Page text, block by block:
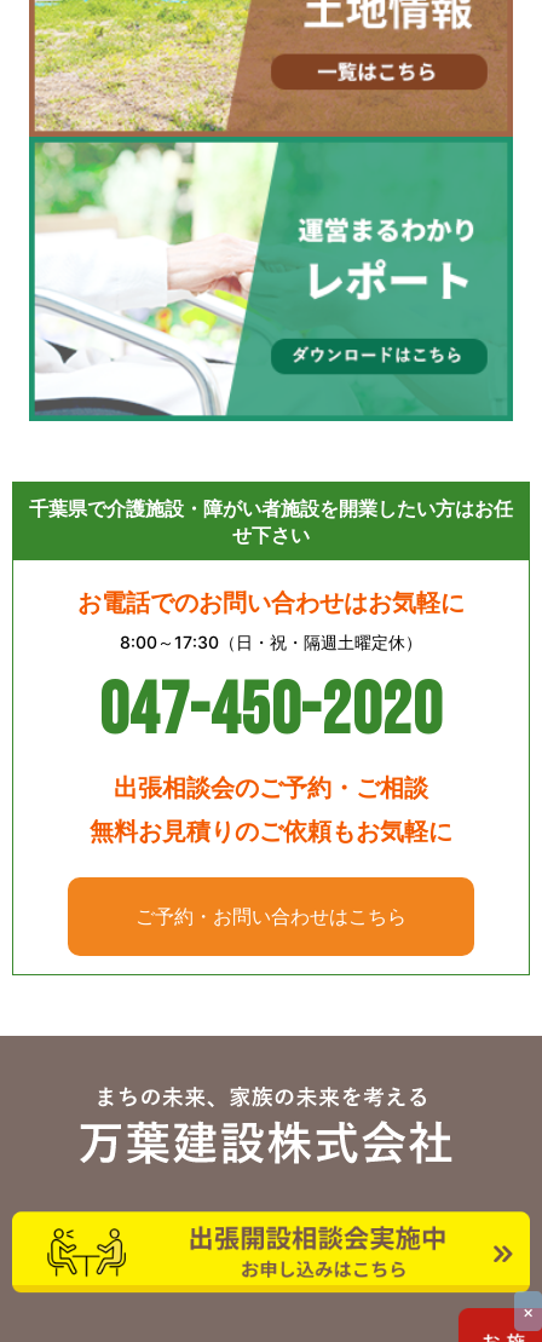
千葉県で介護施設・障がい者施設を開業したい方はお任
せ下さい
お電話でのお問い合わせはお気軽に
8:00～17:30（日・祝・隔週土曜定休）
047-450-2020
出張相談会のご予約・ご相談
無料お見積りのご依頼もお気軽に
ご予約・お問い合わせはこちら
×